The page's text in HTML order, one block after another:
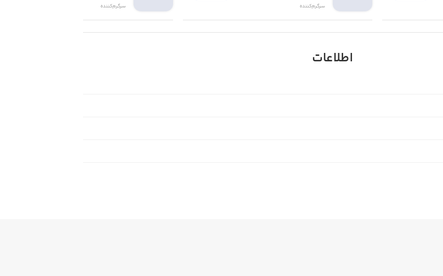
EEA privacy
Brazil privacy
Rest of the world
سرگرم‌کننده سرگرم‌کننده
اطلاعات